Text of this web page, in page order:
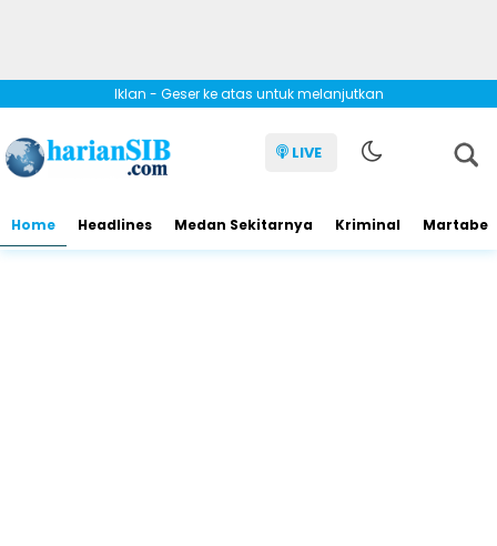
Iklan - Geser ke atas untuk melanjutkan
LIVE
Home Headlines Medan Sekitarnya Kriminal Martabe